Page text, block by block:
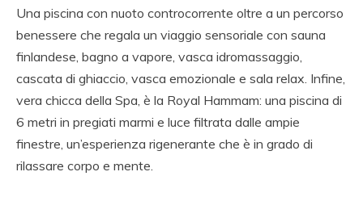
Una piscina con nuoto controcorrente oltre a un percorso
benessere che regala un viaggio sensoriale con sauna
finlandese, bagno a vapore, vasca idromassaggio,
cascata di ghiaccio, vasca emozionale e sala relax. Infine,
vera chicca della Spa, è la Royal Hammam: una piscina di
6 metri in pregiati marmi e luce filtrata dalle ampie
finestre, un’esperienza rigenerante che è in grado di
rilassare corpo e mente.